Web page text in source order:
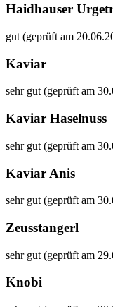
Haidhauser
gut (geprüft am
Kaviar
sehr gut (geprüft am
Kaviar Haselnuss
sehr gut (geprüft am
Kaviar Anis
sehr gut (geprüft am
Zeusstangerl
sehr gut (geprüft am
Knobi